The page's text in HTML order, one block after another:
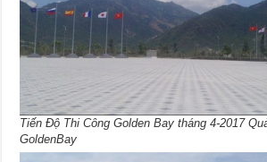
Tiến Độ Thi Công Golden Bay tháng 4-2017
GoldenBay